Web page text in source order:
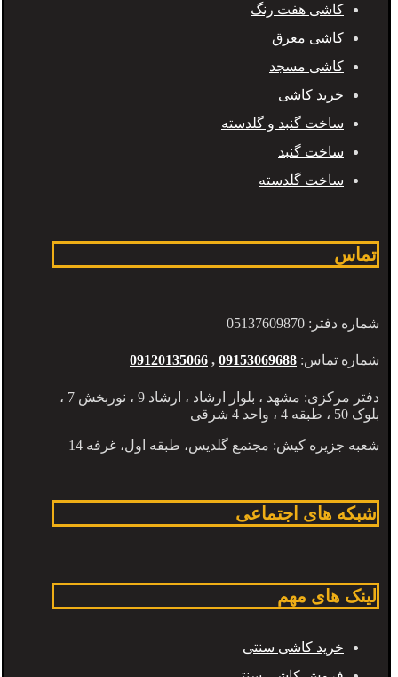
کاشی هفت رنگ
کاشی معرق
کاشی مسجد
خرید کاشی
ساخت گنبد و گلدسته
ساخت گنبد
ساخت گلدسته
تماس
شماره دفتر: 05137609870
شماره تماس: 09153069688
,
09120135066
دفتر مرکزی: مشهد ، بلوار ارشاد ، ارشاد 9 ، نوربخش 7 ،
بلوک 50 ، طبقه 4 ، واحد 4 شرقی
شعبه جزیره کیش: مجتمع گلدیس، طبقه اول، غرفه 14
شبکه های اجتماعی
لینک های مهم
خرید کاشی سنتی